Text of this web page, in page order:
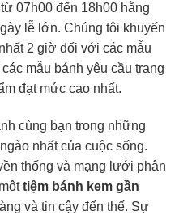
07h00 đến 18h00 hằng
lễ lớn. Chúng tôi khuyến
2 giờ đối với các mẫu
mẫu bánh yêu cầu trang
đạt mức cao nhất.
cùng bạn trong những
nhất của cuộc sống.
thống và mạng lưới phân
tiệm bánh kem gần
và tin cậy đến thế. Sự